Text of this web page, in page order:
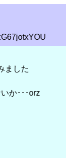
ました
か･･･orz